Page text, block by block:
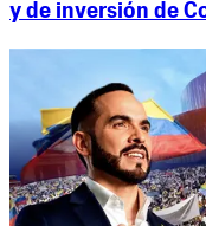
y de inversión de